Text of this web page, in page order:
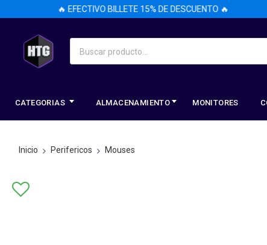
🔥 EFECTIVO BILLETE 15% DE DESCUENTO 🔥
CATEGORIAS ALMACENAMIENTO MONITORES
Inicio Perifericos Mouses